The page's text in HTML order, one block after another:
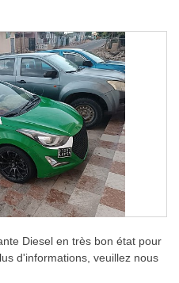
Diesel en très bon état pour
d'informations, veuillez nous